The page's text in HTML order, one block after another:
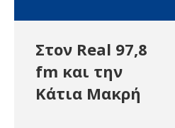
Στον Real 97,8
fm και την
Κάτια Μακρή